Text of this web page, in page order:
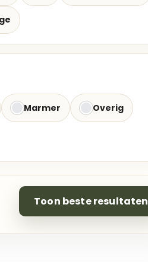
Marmer Overig
Toon beste resultaten